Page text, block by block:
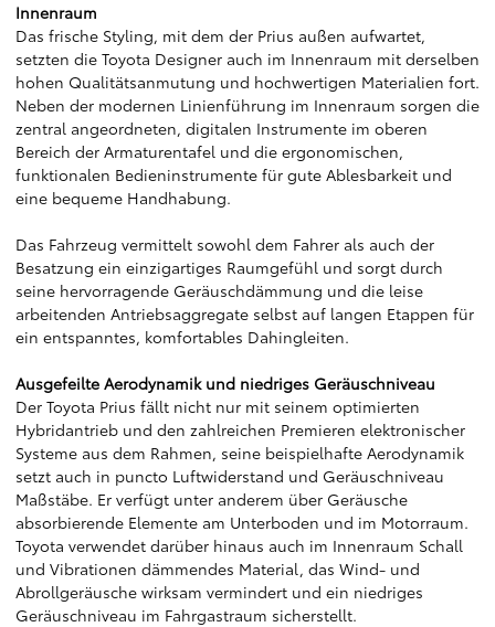
Innenraum
Das frische Styling, mit dem der Prius außen aufwartet,
setzten die Toyota Designer auch im Innenraum mit derselben
hohen Qualitätsanmutung und hochwertigen Materialien fort.
Neben der modernen Linienführung im Innenraum sorgen die
zentral angeordneten, digitalen Instrumente im oberen
Bereich der Armaturentafel und die ergonomischen,
funktionalen Bedieninstrumente für gute Ablesbarkeit und
eine bequeme Handhabung.
Das Fahrzeug vermittelt sowohl dem Fahrer als auch der
Besatzung ein einzigartiges Raumgefühl und sorgt durch
seine hervorragende Geräuschdämmung und die leise
arbeitenden Antriebsaggregate selbst auf langen Etappen für
ein entspanntes, komfortables Dahingleiten.
Ausgefeilte Aerodynamik und niedriges Geräuschniveau
Der Toyota Prius fällt nicht nur mit seinem optimierten
Hybridantrieb und den zahlreichen Premieren elektronischer
Systeme aus dem Rahmen, seine beispielhafte Aerodynamik
setzt auch in puncto Luftwiderstand und Geräuschniveau
Maßstäbe. Er verfügt unter anderem über Geräusche
absorbierende Elemente am Unterboden und im Motorraum.
Toyota verwendet darüber hinaus auch im Innenraum Schall
und Vibrationen dämmendes Material, das Wind- und
Abrollgeräusche wirksam vermindert und ein niedriges
Geräuschniveau im Fahrgastraum sicherstellt.